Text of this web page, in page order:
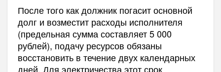
После того как должник погасит основной
долг и возместит расходы исполнителя
(предельная сумма составляет 5 000
рублей), подачу ресурсов обязаны
восстановить в течение двух календарных
дней. Для электричества этот срок